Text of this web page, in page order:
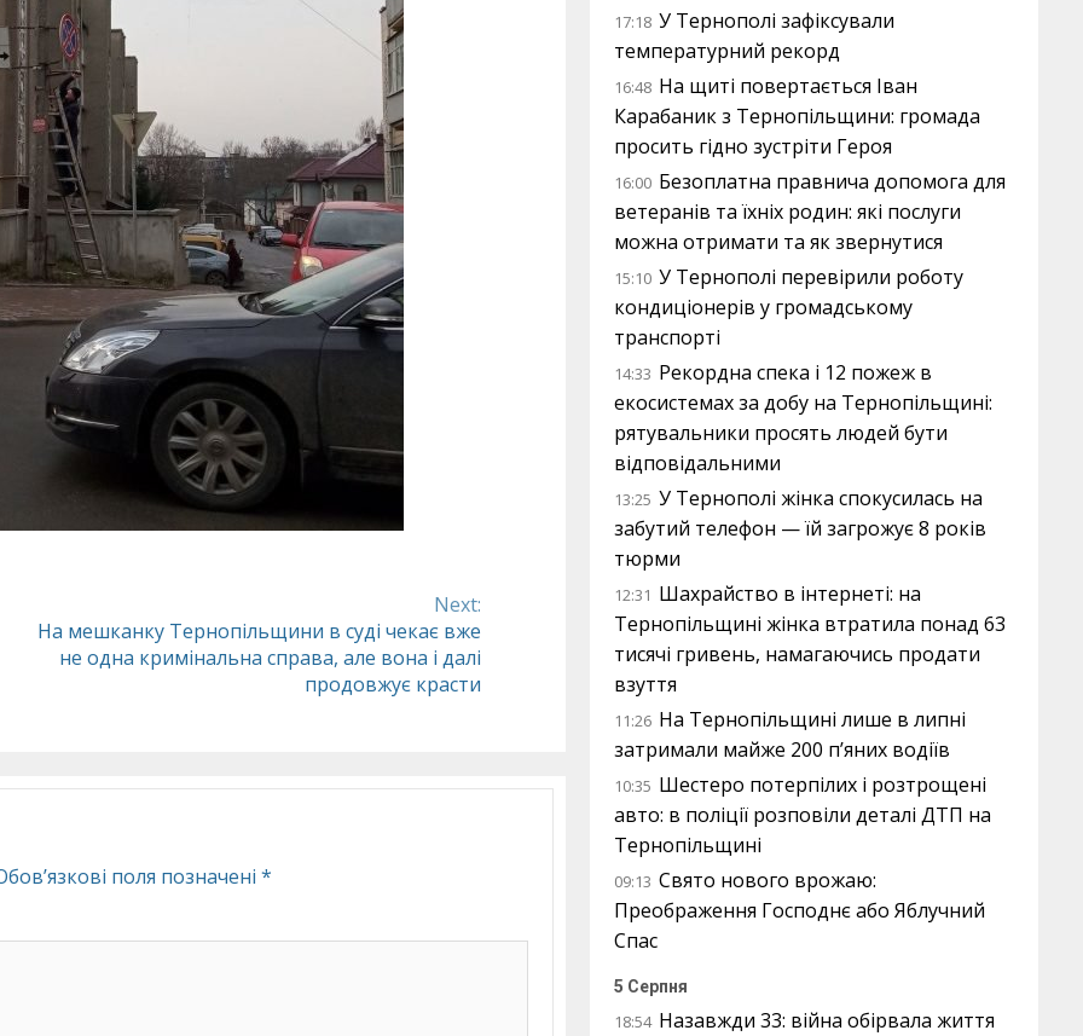
Next:
На мешканку Тернопільщини в суді чекає вже
не одна кримінальна справа, але вона і далі
продовжує красти
поля позначені *
17:18 У Тернополі зафіксували
температурний рекорд
16:48 На щиті повертається Іван
Карабаник з Тернопільщини: громада
просить гідно зустріти Героя
16:00 Безоплатна правнича допомога для
ветеранів та їхніх родин: які послуги
можна отримати та як звернутися
15:10 У Тернополі перевірили роботу
кондиціонерів у громадському
транспорті
14:33 Рекордна спека і 12 пожеж в
екосистемах за добу на Тернопільщині:
рятувальники просять людей бути
відповідальними
13:25 У Тернополі жінка спокусилась на
забутий телефон — їй загрожує 8 років
тюрми
12:31 Шахрайство в інтернеті: на
Тернопільщині жінка втратила понад 63
тисячі гривень, намагаючись продати
взуття
11:26 На Тернопільщині лише в липні
затримали майже 200 п’яних водіїв
10:35 Шестеро потерпілих і розтрощені
авто: в поліції розповіли деталі ДТП на
Тернопільщині
09:13 Свято нового врожаю:
Преображення Господнє або Яблучний
Спас
5 Серпня
18:54 Назавжди 33: війна обірвала життя